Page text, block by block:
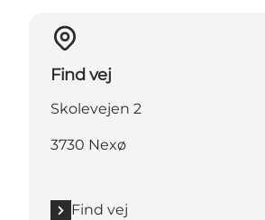
Find vej
Skolevejen 2
3730 Nexø
Find vej